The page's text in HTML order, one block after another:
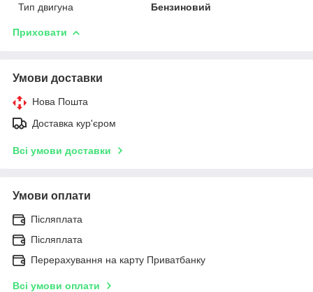
Тип двигуна
Бензиновий
Приховати
Умови доставки
Нова Пошта
Доставка кур'єром
Всі умови доставки
Умови оплати
Післяплата
Післяплата
Перерахування на карту Приватбанку
Всі умови оплати